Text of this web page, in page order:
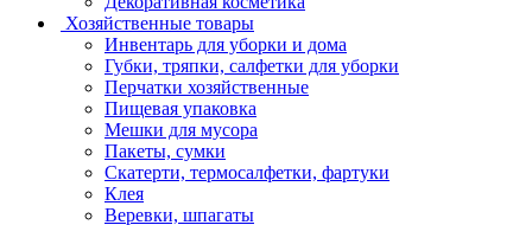
Хозяйственные товары
Инвентарь для уборки и дома
Губки, тряпки, салфетки для уборки
Перчатки хозяйственные
Пищевая упаковка
Мешки для мусора
Пакеты, сумки
Скатерти, термосалфетки, фартуки
Клея
Веревки, шпагаты